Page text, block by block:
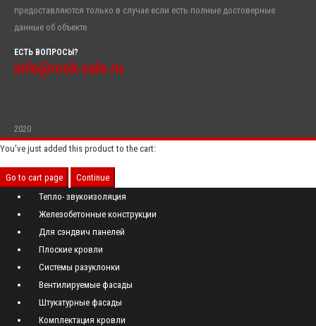
предоставляются только в случае если есть полные достоверные
данные об объекте.
ЕСТЬ ВОПРОСЫ?
info@rock-sale.ru
2020
You've just added this product to the cart:
Go to cart page
Continue
Тепло- звукоизоляция
Железобетонные конструкции
Для сэндвич панелей
Плоские кровли
Системы разуклонки
Вентилируемые фасады
Штукатурные фасады
Комплектация кровли